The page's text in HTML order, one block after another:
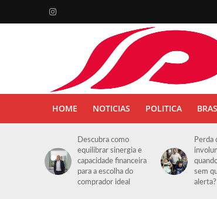
HOME NOTICIAS POLITICA
Descubra como
equilibrar sinergia e
capacidade financeira
para a escolha do
comprador ideal
Perda
sem
alerta?